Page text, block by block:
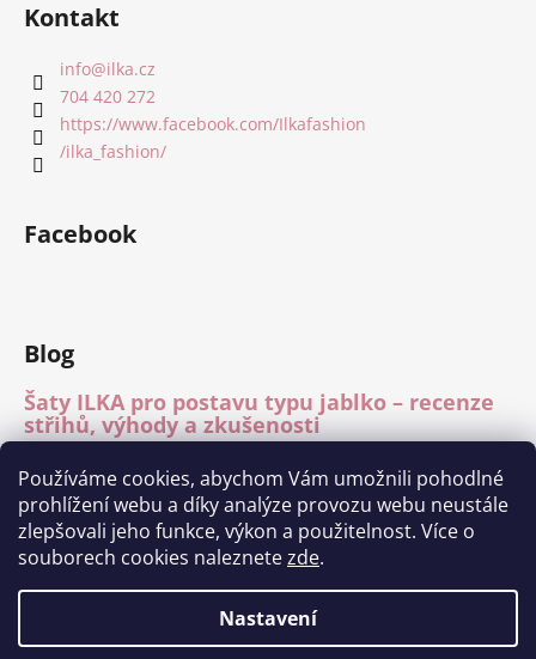
Používáme cookies, abychom Vám umožnili pohodlné
prohlížení webu a díky analýze provozu webu neustále
zlepšovali jeho funkce, výkon a použitelnost. Více o
souborech cookies naleznetezde.
Nastavení
Kontakt
info@ilka.cz
704 420 272
https://www.facebook.com/Ilkafashion
/ilka_fashion/
Facebook
Blog
Šaty ILKA pro postavu typu jablko – recenze
střihů, výhody a zkušenosti
Mléčné hedvábí – recenze materiálu
15.7.2026
Módní přehlídka Charita Tábor 11.6.2026
1.7.2026